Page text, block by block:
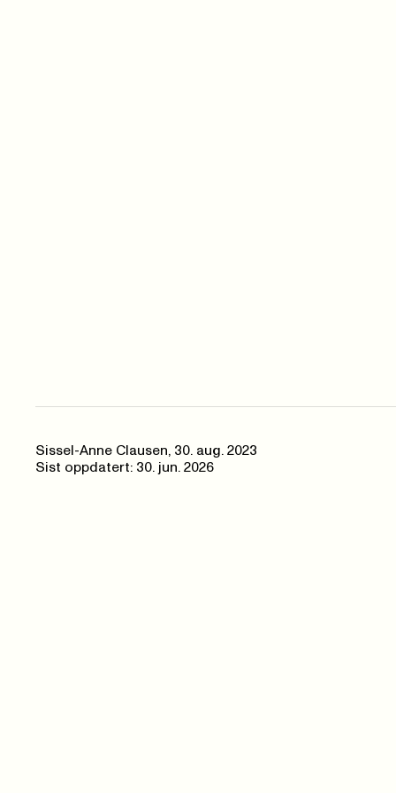
Sissel-Anne Clausen, 30. aug. 2023
Sist oppdatert: 30. jun. 2026